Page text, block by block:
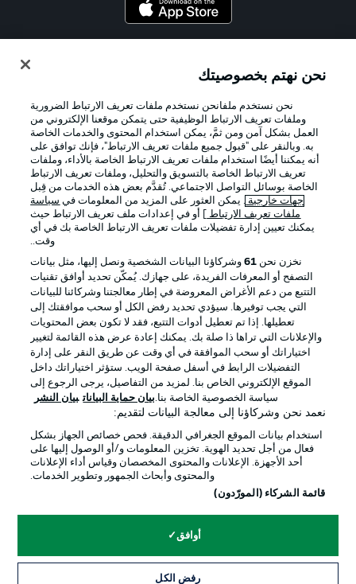
الإعلانات الإخطارات القانونية
شروط الاستخدام القنوات الناقلة
الوظائف جهة النشر
تواصل معنا اللاعبون
© 2026 Bundesliga-Gruppe GmbH
نحن نهتم بخصوصيتك
نحن نستخدم ملفانحن نستخدم ملفات تعريف الارتباط الضرورية
وملفات تعريف الارتباط الوظيفية حتى يتمكن موقعنا الإلكتروني من
العمل بشكل آمن ومن ثمَّ، يمكن استخدام المحتوى والخدمات الخاصة
به. وبالنقر على "قبول جميع ملفات تعريف الارتباط"، فإنك توافق على
أنه يمكننا أيضًا استخدام ملفات تعريف الارتباط الخاصة بالأداء، وملفات
تعريف الارتباط الخاصة بالتسويق والتحليل، وملفات تعريف الارتباط
الخاصة بوسائل التواصل الاجتماعي. تُقدَّم بعض هذه الخدمات من قِبل
جهات خارجية . يمكن العثور على المزيد من المعلومات في سياسة
ملفات تعريف الارتباط
] أو في إعدادات ملف تعريف الارتباط حيث
يمكنك تعيين إدارة تفضيلات ملفات تعريف الارتباط الخاصة بك في أي
وقت..
نخزن نحن 61وشركاؤنا البيانات الشخصية ونصل إليها، مثل بيانات
التصفح أو المعرفات الفريدة، على جهازك. يُمكّن تحديد أوافق تقنيات
التتبع من دعم الأغراض المعروضة في إطار معالجتنا وشركائنا للبيانات
التي يجب توفيرها. سيؤدي تحديد رفض الكل أو سحب موافقتك إلى
تعطيلها. إذا تم تعطيل أدوات التتبع، فقد لا تكون بعض المحتويات
والإعلانات التي تراها ذا صلة بك. يمكنك إعادة عرض هذه القائمة لتغيير
اختياراتك أو سحب الموافقة في أي وقت عن طريق النقر على إدارة
التفضيلات الرابط في أسفل صفحة الويب. ستؤثر اختياراتك داخل
الموقع الإلكتروني الخاص بنا. لمزيد من التفاصيل، يرجى الرجوع إلى
سياسة الخصوصية الخاصة بنا.بيان حماية البيانات بيان النشر
نعمد نحن وشركاؤنا إلى معالجة البيانات لتقديم:
استخدام بيانات الموقع الجغرافي الدقيقة. فحص خصائص الجهاز بشكل
فعال من أجل تحديد الهوية. تخزين المعلومات و/أو الوصول إليها على
أحد الأجهزة. الإعلانات والمحتوى المخصصان وقياس أداء الإعلانات
والمحتوى وأبحاث الجمهور وتطوير الخدمات.
قائمة الشركاء (المورّدون)
أوافق
رفض الكل